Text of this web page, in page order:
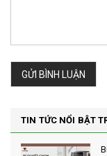
GỬI BÌNH LUẬN
TIN TỨC NỔI BẬT